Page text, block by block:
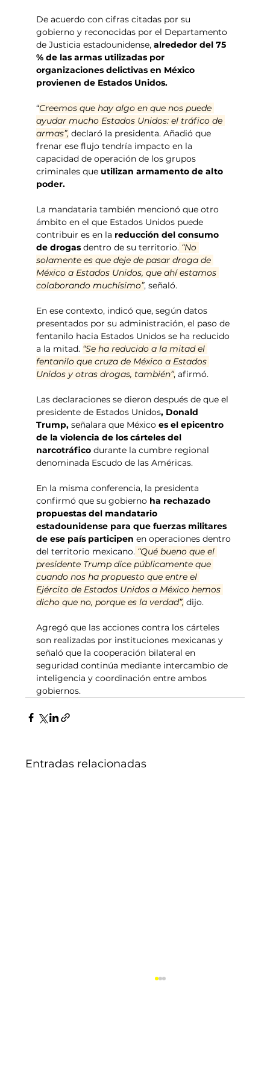
De acuerdo con cifras citadas por su
gobierno y reconocidas por el Departamento
de Justicia estadounidense, alrededor del 75
% de las armas utilizadas por
organizaciones delictivas en México
provienen de Estados Unidos.
“Creemos que hay algo en que nos puede
ayudar mucho Estados Unidos: el tráfico de
armas”, declaró la presidenta. Añadió que
frenar ese flujo tendría impacto en la
capacidad de operación de los grupos
criminales que utilizan armamento de alto
poder.
La mandataria también mencionó que otro
ámbito en el que Estados Unidos puede
contribuir es en la reducción del consumo
de drogas dentro de su territorio. “No
solamente es que deje de pasar droga de
México a Estados Unidos, que ahí estamos
colaborando muchísimo”, señaló.
En ese contexto, indicó que, según datos
presentados por su administración, el paso de
fentanilo hacia Estados Unidos se ha reducido
a la mitad. “Se ha reducido a la mitad el
fentanilo que cruza de México a Estados
Unidos y otras drogas, también”, afirmó.
Las declaraciones se dieron después de que el
presidente de Estados Unidos, Donald
Trump, señalara que México es el epicentro
de la violencia de los cárteles del
narcotráfico durante la cumbre regional
denominada Escudo de las Américas.
En la misma conferencia, la presidenta
confirmó que su gobierno ha rechazado
propuestas del mandatario
estadounidense para que fuerzas militares
de ese país participen en operaciones dentro
del territorio mexicano. “Qué bueno que el
presidente Trump dice públicamente que
cuando nos ha propuesto que entre el
Ejército de Estados Unidos a México hemos
dicho que no, porque es la verdad”, dijo.
Agregó que las acciones contra los cárteles
son realizadas por instituciones mexicanas y
señaló que la cooperación bilateral en
seguridad continúa mediante intercambio de
inteligencia y coordinación entre ambos
gobiernos.
Entradas relacionadas